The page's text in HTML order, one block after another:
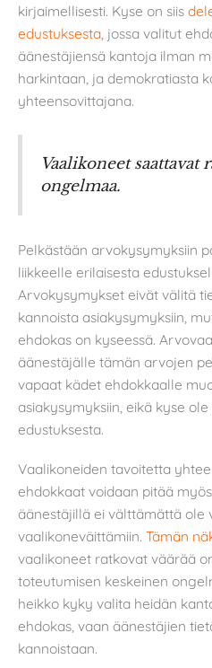
kirjaimellisesti. Kyse on siis
edustuksesta , jossa valitut
äänestäjiensä kantoja ilman
harkintaan, ja demokratiasta
yhteensovittajana.
Vaalikoneet saattavat
ongelmaa.
Pelkästään arvokysymyksiin
liikkeelle erilaisesta
Arvokysymykset eivät välitä
kannoista asiakysymyksiin,
ehdokas on kyseessä.
äänestäjälle tämän arvojen
vapaat kädet ehdokkaalle
asiakysymyksiin, eikä kyse
edustuksesta.
Vaalikoneiden tavoitetta
ehdokkaat voidaan pitää
äänestäjillä ei välttämättä ole
vaalikoneväittämiin. Tämän
vaalikoneet ratkovat väärää
toteutumisen keskeinen
heikko kyky valita heidän
ehdokas, vaan äänestäjien
kannoistaan.